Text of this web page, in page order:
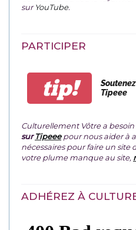
surYouTube.
PARTICIPER
tip! Soutenez
Tipeee
Culturellement Vôtre a
surTipeeepour nous aider à
nécessaires pour faire un site
votre plume manque au site,
ADHÉREZ À